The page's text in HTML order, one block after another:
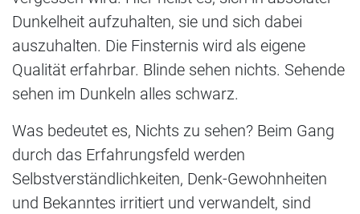
Dunkelheit aufzuhalten, sie und sich dabei
auszuhalten. Die Finsternis wird als eigene
Qualität erfahrbar. Blinde sehen nichts. Sehende
sehen im Dunkeln alles schwarz.
Was bedeutet es, Nichts zu sehen? Beim Gang
durch das Erfahrungsfeld werden
Selbstverständlichkeiten, Denk-Gewohnheiten
und Bekanntes irritiert und verwandelt, sind